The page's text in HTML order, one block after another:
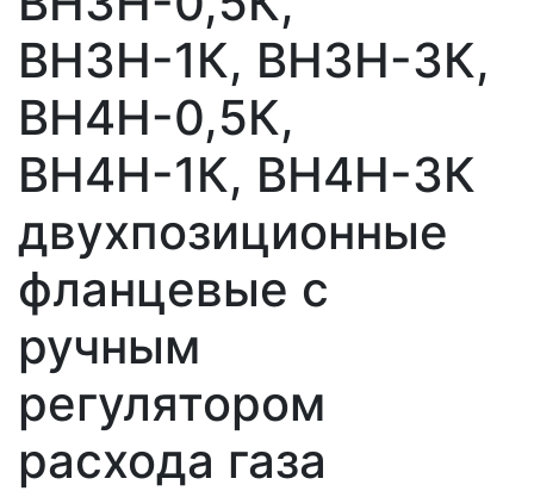
ВН3Н-1К, ВН3Н-3К,
ВН4Н-0,5К,
ВН4Н-1К, ВН4Н-3К
двухпозиционные
фланцевые с
ручным
регулятором
расхода газа